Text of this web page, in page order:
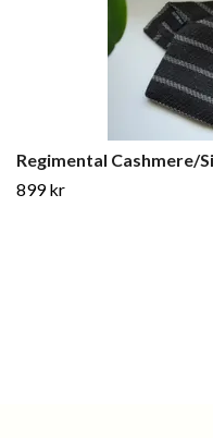
Regimental Cashmere/
899 kr